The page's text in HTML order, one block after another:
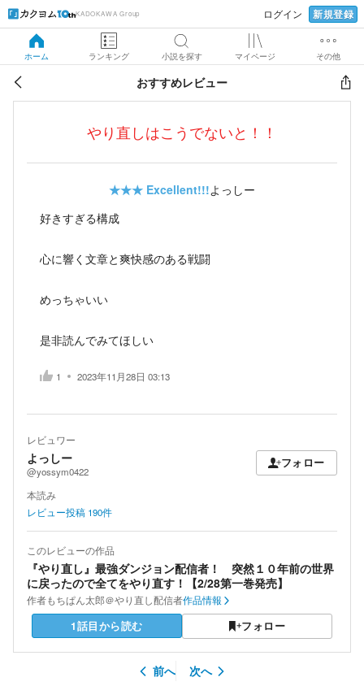
KADOKAWA Group ログイン 新規登録
ホーム ランキング 小説を探す マイページ その他
おすすめレビュー
やり直しはこうでないと！！
★★★ Excellent!!!よっしー
好きすぎる構成
心に響く文章と爽快感のある戦闘
めっちゃいい
是非読んでみてほしい
1 2023年11月28日 03:13
レビュワー
よっしー
@yossym0422
フォロー
本読み
レビュー投稿 190件
このレビューの作品
『やり直し』最強ダンジョン配信者！ 突然１０年前の世界
に戻ったので全てをやり直す！【2/28第一巻発売】
作者もちぱん太郎＠やり直し配信者作品情報
1話目から読む フォロー
前へ 次へ